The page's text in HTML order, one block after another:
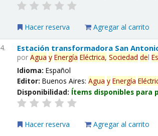
Hacer reserva Agregar al carrito
4. Estación transformadora San
porAgua y Energía Eléctrica, Sociedad del
Idioma:Español
Editor:Buenos Aires:Agua y Energía
Disponibilidad: Ítems disponibles para
Hacer reserva Agregar al carrito